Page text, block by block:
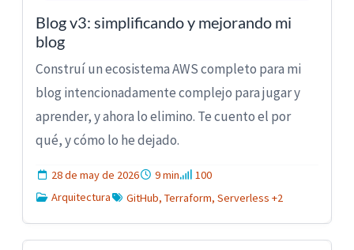
Blog v3: simplificando y mejorando mi
blog
Construí un ecosistema AWS completo para mi
blog intencionadamente complejo para jugar y
aprender, y ahora lo elimino. Te cuento el por
qué, y cómo lo he dejado.
28 de may de 2026 9 min
100
Arquitectura
GitHub, Terraform, Serverless +2